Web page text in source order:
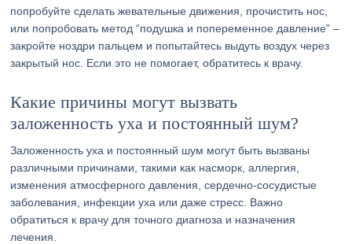
попробуйте сделать жевательные движения, прочистить нос,
или попробовать метод “подушка и попеременное давление” –
закройте ноздри пальцем и попытайтесь выдуть воздух через
закрытый нос. Если это не помогает, обратитесь к врачу.
Какие причины могут вызвать
заложенность уха и постоянный шум?
Заложенность уха и постоянный шум могут быть вызваны
различными причинами, такими как насморк, аллергия,
изменения атмосферного давления, сердечно-сосудистые
заболевания, инфекции уха или даже стресс. Важно
обратиться к врачу для точного диагноза и назначения
лечения.